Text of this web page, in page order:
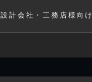
設計会社・工務店様向け